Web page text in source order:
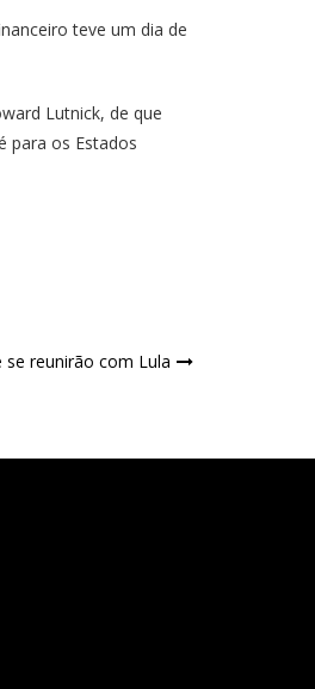
teve um dia de
Lutnick, de que
para os Estados
reunirão com Lula